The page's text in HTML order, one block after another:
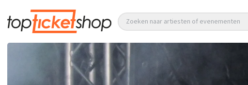
Zoeken naar artiesten of evenementen